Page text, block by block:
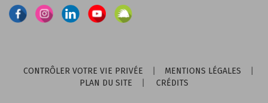
Lien
vers
Facebook
Lien
vers
Instagram
Lien
vers
Lien
vers
Lien
CONTRÔLER VOTRE VIE PRIVÉE
MENTIONS LÉGALES
PLAN DU SITE
CRÉDITS